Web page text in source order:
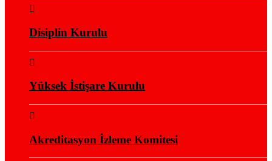
Disiplin Kurulu
Yüksek İstişare Kurulu
Akreditasyon İzleme Komitesi